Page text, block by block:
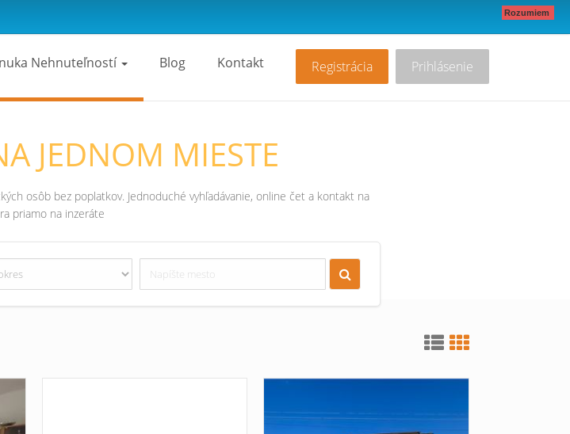
Rozumiem
Registrácia Prihlásenie
Nehnuteľností Blog Kontakt
JEDNOM MIESTE
osôb bez poplatkov. Jednoduché vyhľadávanie, online čet a kontakt na
priamo na inzeráte